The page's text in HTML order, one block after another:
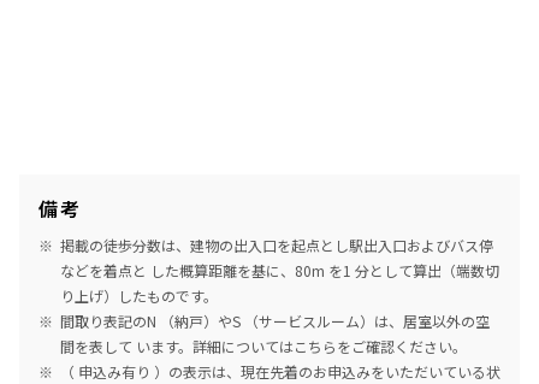
備考
掲載の徒歩分数は、建物の出入口を起点とし駅出入口およびバス停
などを着点と した概算距離を基に、80m を1 分として算出（端数切
り上げ）したものです。
間取り表記のN （納戸）やS （サービスルーム）は、居室以外の空
間を表して います。詳細についてはこちらをご確認ください。
（ 申込み有り ）の表示は、現在先着のお申込みをいただいている状